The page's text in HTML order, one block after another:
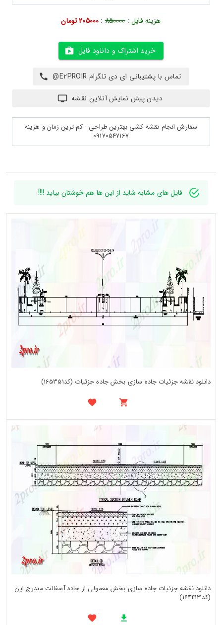
هزینه فایل :850000
: 205000 تومان
خرید اشتراک و دانلود فایل
تماس با پشتیبانی ای دی تلگرام E2PROIR@
دیدن پیش نمایش آنلاین نقشه
سفارش انجام نقشه کشی بهترین طراحی - کم ترین زمان و هزینه
09170547167
فایل های مشابه شاید از این ها هم خوشتان بیاید !!!!
دانلود نقشه جزئیات جاده سازی بخش جاده جزئیات (کد165351)
دانلود نقشه جزئیات جاده سازی بخش معمولی از جاده آسفالت مندرج این
(کد164413)